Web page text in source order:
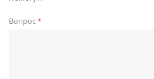
Вопрос*